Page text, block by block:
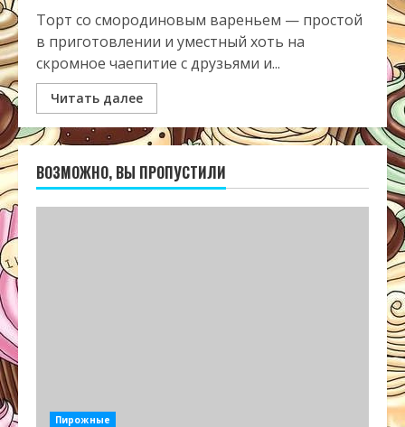
Торт со смородиновым вареньем — простой
в приготовлении и уместный хоть на
скромное чаепитие с друзьями и...
Читать далее
ВОЗМОЖНО, ВЫ ПРОПУСТИЛИ
Пирожные